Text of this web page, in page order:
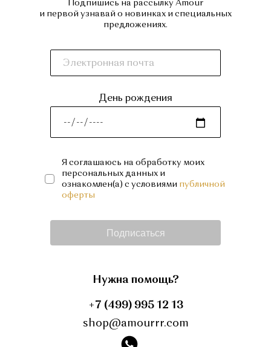
Подпишись на рассылку Amour
и первой узнавай о новинках и специальных
предложениях.
День рождения
Я соглашаюсь на обработку моих
персональных данных и
ознакомлен(а) с условиями публичной
оферты
Подписаться
Нужна помощь?
+7 (499) 995 12 13
shop@amourrr.com
instagram